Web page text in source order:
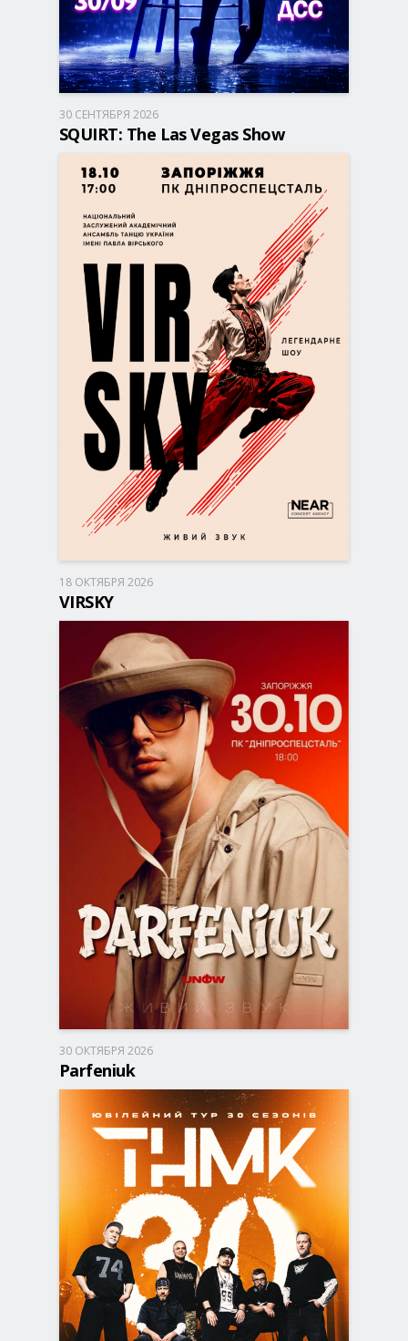
Запорожье, 18:00
ДК Днепроспецсталь
490 - 1 750 грн
БИЛЕТЫ
30 СЕНТЯБРЯ 2026
SQUIRT: The Las Vegas Show
Запорожье, 17:00
590 - 1 350 грн
БИЛЕТЫ
18 ОКТЯБРЯ 2026
VIRSKY
Запорожье, 18:00
690 - 1 490 грн
БИЛЕТЫ
30 ОКТЯБРЯ 2026
Parfeniuk